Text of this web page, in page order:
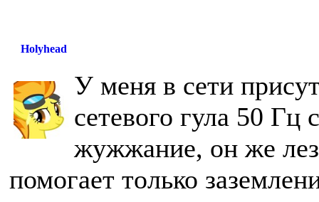
Holyhead
У меня в сети
сетевого гула 50
жужжание, он же
помогает только